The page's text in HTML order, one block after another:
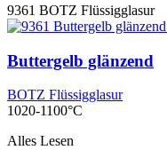
9361 BOTZ Flüssigglasur
Buttergelb glänzend
BOTZ Flüssigglasur
1020-1100°C
Alles Lesen